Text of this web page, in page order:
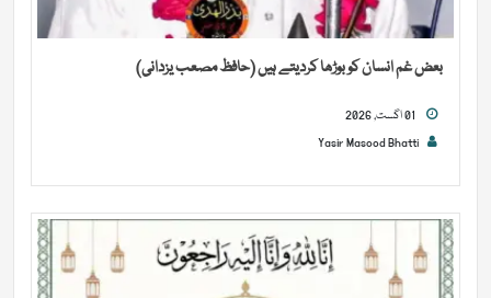
بعض غم انسان کو بوڑھا کردیتے ہیں (حافظ مصعب یزدانی)
Yasir Masood Bhatti